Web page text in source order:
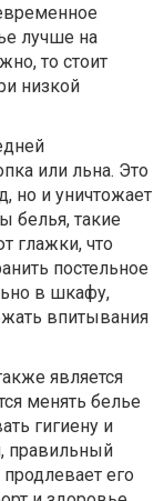
лучше на
то стоит
низкой
или льна. Это
но и уничтожает
белья, такие
глажки, что
постельное
в шкафу,
впитывания
является
менять белье
гигиену и
правильный
его